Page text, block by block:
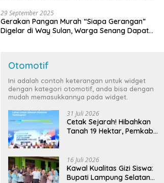
29 September 2025
Gerakan Pangan Murah “Siapa Gerangan”
Digelar di Way Sulan, Warga Senang Dapat
Otomotif
Ini adalah contoh keterangan untuk widget
dengan kategori otomotif, anda bisa dengan
mudah memasukkannya pada widget.
31 Juli 2026
Cetak Sejarah! Hibahkan
Tanah 19 Hektar, Pemkab
Terintegrasi Pertama di
Lampung
16 Juli 2026
Kawal Kualitas Gizi Siswa:
Bupati Lampung Selatan